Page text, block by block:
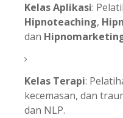
Kelas Aplikasi:
Hipnoteaching,
dan
Kelas Terapi:
kecemasan, dan
dan NLP.